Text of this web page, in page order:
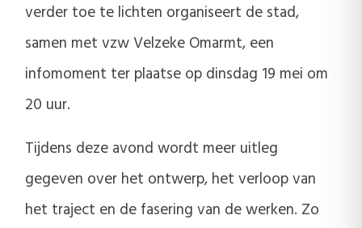
verder toe te lichten organiseert de stad,
samen met vzw Velzeke Omarmt, een
infomoment ter plaatse op dinsdag 19 mei om
20 uur.
Tijdens deze avond wordt meer uitleg
gegeven over het ontwerp, het verloop van
het traject en de fasering van de werken. Zo